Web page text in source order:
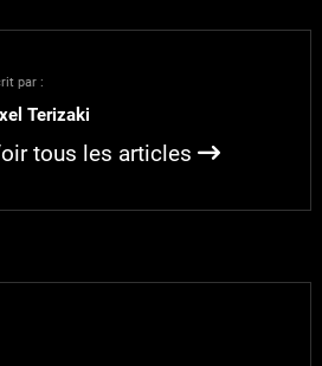
par :
Terizaki
tous les articles